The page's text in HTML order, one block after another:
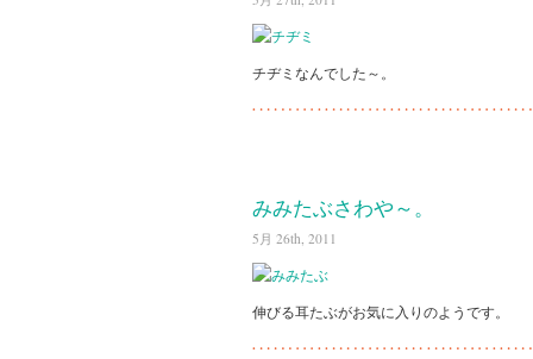
チヂミなんでした～。
みみたぶさわや～。
5月 26th, 2011
伸びる耳たぶがお気に入りのようです。